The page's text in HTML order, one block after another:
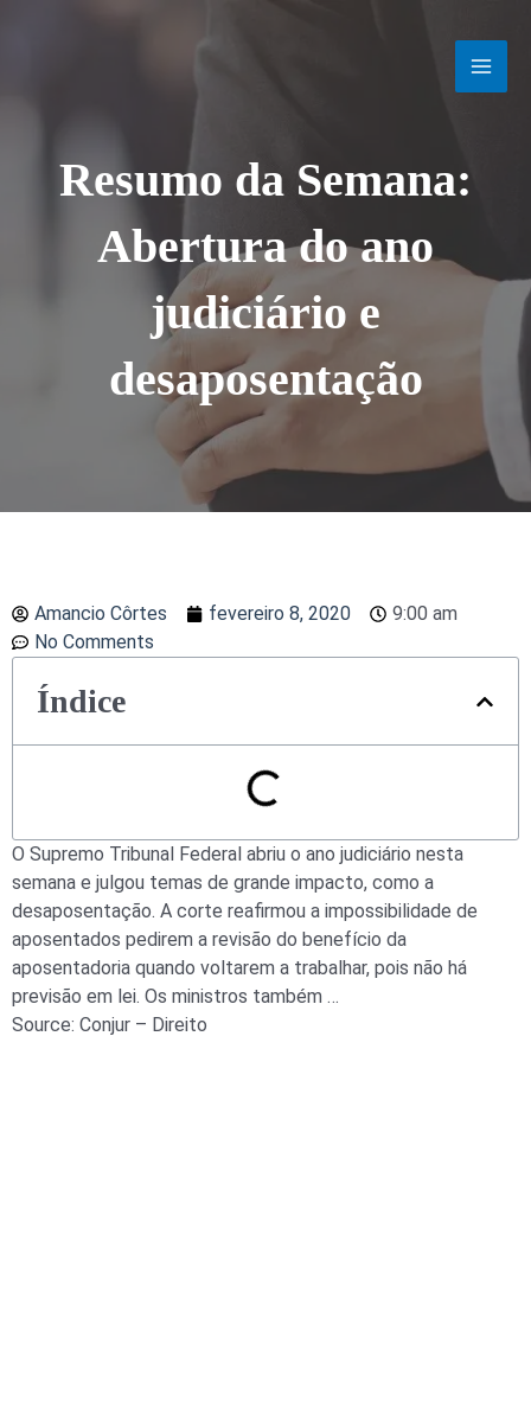
Resumo da Semana:
Abertura do ano
judiciário e
desaposentação
Amancio Côrtes fevereiro 8, 2020
9:00 am
No Comments
Índice
O Supremo Tribunal Federal abriu o ano judiciário nesta
semana e julgou temas de grande impacto, como a
desaposentação. A corte reafirmou a impossibilidade de
aposentados pedirem a revisão do benefício da
aposentadoria quando voltarem a trabalhar, pois não há
previsão em lei. Os ministros também …
Source: Conjur – Direito